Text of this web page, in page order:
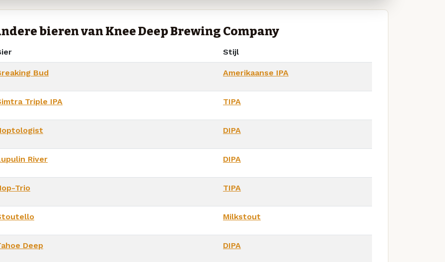
bieren van Knee Deep Brewing Company
Stijl
Bud Amerikaanse IPA
Triple IPA TIPA
DIPA
River DIPA
Trio TIPA
Milkstout
Deep DIPA